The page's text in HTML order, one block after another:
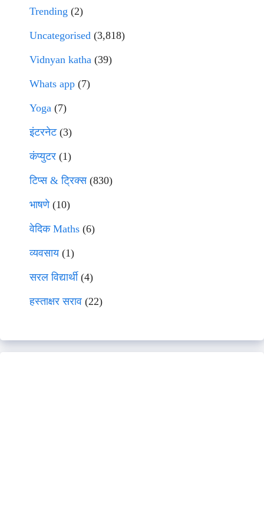
Trending (2)
Uncategorised (3,818)
Vidnyan katha (39)
Whats app (7)
Yoga (7)
इंटरनेट(3)
कंप्युटर (1)
टिप्स & ट्रिक्स(830)
भाषणे(10)
वेदिक Maths (6)
व्यवसाय(1)
सरल विद्यार्थी(4)
हस्ताक्षर सराव (22)